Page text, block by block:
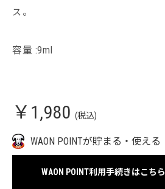
ス。
容量 :9ml
￥1,980 (税込)
WAON POINTが貯まる・使える
WAON POINT利用手続きはこちら